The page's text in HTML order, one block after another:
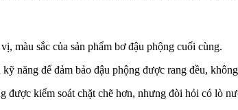
màu sắc của sản phẩm bơ đậu phộng cuối cùng.
năng để đảm bảo đậu phộng được rang đều,
kiểm soát chặt chẽ hơn, nhưng đòi hỏi có lò